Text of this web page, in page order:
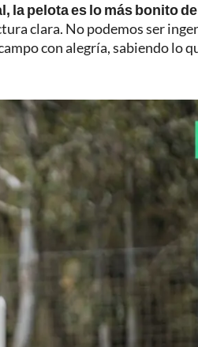
la pelota es lo más bonito
clara. No podemos ser
con alegría, sabiendo lo